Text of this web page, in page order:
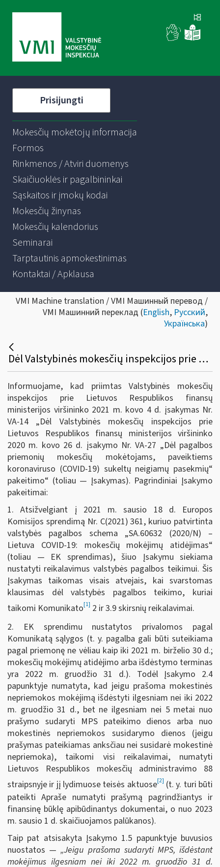
Prisijungti
Mokesčių mokėtojų informacija
Formos
Rinkmenos / Atviri duomenys
Skaičiuoklės ir pagalbininkai
Sąskaitos ir įmokų kodai
Mokesčių žinynas
Mokesčių kalendorius
Seminarai
Tarptautinis apmokestinimas
Kontaktai / Apklausa
VMI Machine translation / VMI Машинный перевод /
VMI Машинний переклад (English, Русский,
Українська)
Dėl Valstybinės mokesčių inspekcijos prie Lietuvos Respublikos finansų ministerijos viršininko 2020 m. kovo 26 d. įsakymo Nr. VA-27 „Dėl pagalbos priemonių mokesčių mokėtojams, paveiktiems koronaviruso (COVID-19) sukeltų neigiamų pasekmių“ pakeitimo
Informuojame, kad priimtas Valstybinės mokesčių
inspekcijos prie Lietuvos Respublikos finansų
ministerijos viršininko 2021 m. kovo 4 d. įsakymas Nr.
VA-14 „Dėl Valstybinės mokesčių inspekcijos prie
Lietuvos Respublikos finansų ministerijos viršininko
2020 m. kovo 26 d. įsakymo Nr. VA-27 „Dėl pagalbos
priemonių mokesčių mokėtojams, paveiktiems
koronaviruso (COVID-19) sukeltų neigiamų pasekmių“
pakeitimo“ (toliau — Įsakymas). Pagrindiniai Įsakymo
pakeitimai:
1. Atsižvelgiant į 2021 m. sausio 18 d. Europos
Komisijos sprendimą Nr. C(2021) 361, kuriuo patvirtinta
valstybės pagalbos schema „SA.60632 (2020/N) –
Lietuva COVID-19: mokesčių mokėjimų atidėjimas“
(toliau — EK sprendimas), šiuo Įsakymu siekiama
nustatyti reikalavimus valstybės pagalbos teikimui. Šis
Įsakymas taikomas visais atvejais, kai svarstomas
klausimas dėl valstybės pagalbos teikimo, kuriai
taikomi Komunikato[1] 2 ir 3.9 skirsnių reikalavimai.
2. EK sprendimu nustatytos privalomos pagal
Komunikatą sąlygos (t. y. pagalba gali būti suteikiama
pagal priemonę ne vėliau kaip iki 2021 m. birželio 30 d.;
mokesčių mokėjimų atidėjimo arba išdėstymo terminas
yra 2022 m. gruodžio 31 d.). Todėl Įsakymo 2.4
papunktyje numatyta, kad jeigu prašoma mokestinės
nepriemokos mokėjimą išdėstyti ilgesniam nei iki 2022
m. gruodžio 31 d., bet ne ilgesniam nei 5 metai nuo
prašymo sudaryti MPS pateikimo dienos arba nuo
mokestinės nepriemokos susidarymo dienos (jeigu
prašymas pateikiamas anksčiau nei susidarė mokestinė
nepriemoka), taikomi visi reikalavimai, numatyti
Lietuvos Respublikos mokesčių administravimo 88
straipsnyje ir jį lydimuose teisės aktuose[2] (t. y. turi būti
pateikti Apraše numatyti prašymą pagrindžiantys ir
finansinę būklę apibūdinantys dokumentai, o nuo 2023
m. sausio 1 d. skaičiuojamos palūkanos).
Taip pat atsisakyta Įsakymo 1.5 papunktyje buvusios
nuostatos —„Jeigu prašoma sudaryti MPS, išdėstant
mokėjimus ilgesniam nei iki 2022 m. gruodžio 31 d.